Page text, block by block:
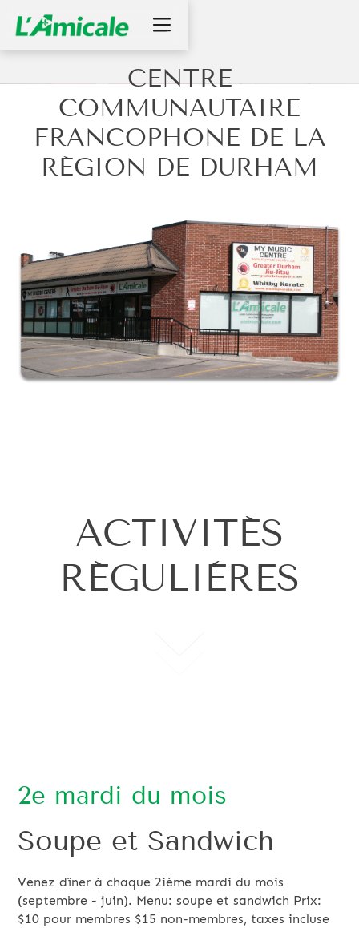
CENTRE
COMMUNAUTAIRE
FRANCOPHONE DE LA
RÉGION DE DURHAM
ACTIVITÉS
RÉGULIÈRES
2e mardi du mois
Soupe et Sandwich
Venez dîner à chaque 2ième mardi du mois
(septembre - juin). Menu: soupe et sandwich Prix:
$10 pour membres $15 non-membres, taxes incluse